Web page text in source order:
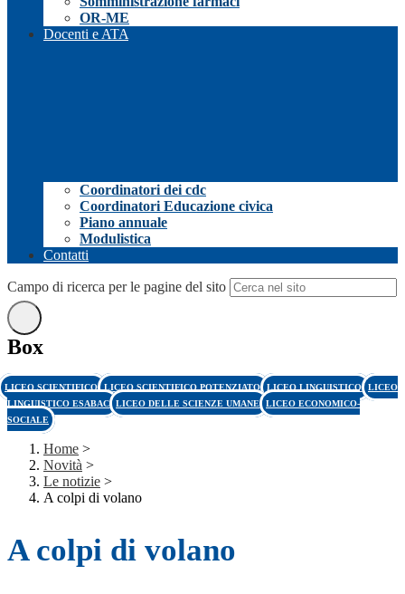
OR-ME
Docenti e ATA
Coordinatori dei cdc
Coordinatori Educazione civica
Piano annuale
Modulistica
Contatti
Campo di ricerca per le pagine del sito
Box
LICEO SCIENTIFICO LICEO SCIENTIFICO POTENZIATO LICEO LINGUISTICO LICEO
LINGUISTICO ESABAC LICEO DELLE SCIENZE UMANE LICEO ECONOMICO-
SOCIALE
Home >
Novità >
Le notizie >
A colpi di volano
A colpi di volano